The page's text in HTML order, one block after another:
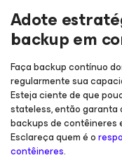
Adote
backup em
Faça backup contínuo
regularmente sua
Esteja ciente de que
stateless, então garanta
backups de contêineres
Esclareça quem é o
contêineres.